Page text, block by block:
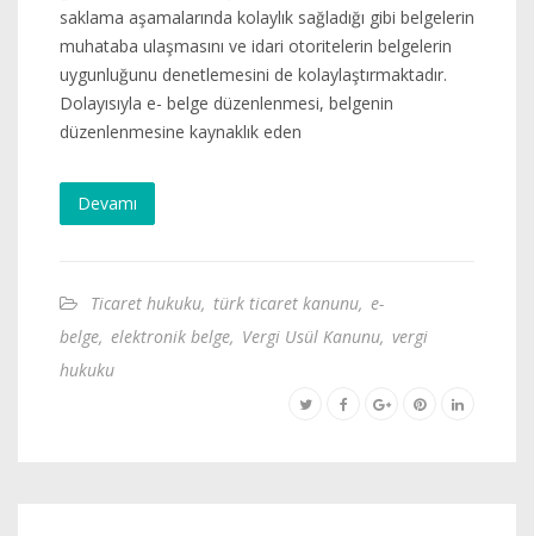
saklama aşamalarında kolaylık sağladığı gibi belgelerin
muhataba ulaşmasını ve idari otoritelerin belgelerin
uygunluğunu denetlemesini de kolaylaştırmaktadır.
Dolayısıyla e- belge düzenlenmesi, belgenin
düzenlenmesine kaynaklık eden
Devamı
Ticaret hukuku, türk ticaret kanunu, e-
belge, elektronik belge, Vergi Usül Kanunu, vergi
hukuku